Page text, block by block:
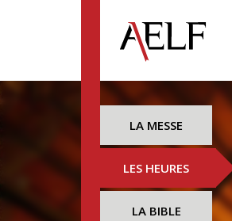
LA MESSE
LES HEURES
LA BIBLE